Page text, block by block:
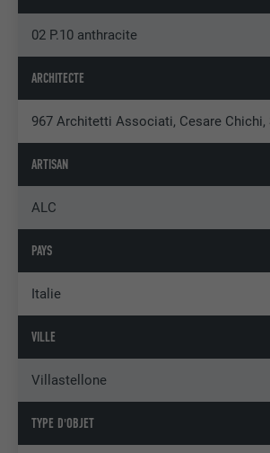
02 P.10 anthracite
ARCHITECTE
967 Architetti Associati, Cesare
ARTISAN
ALC
PAYS
Italie
VILLE
Villastellone
TYPE D'OBJET